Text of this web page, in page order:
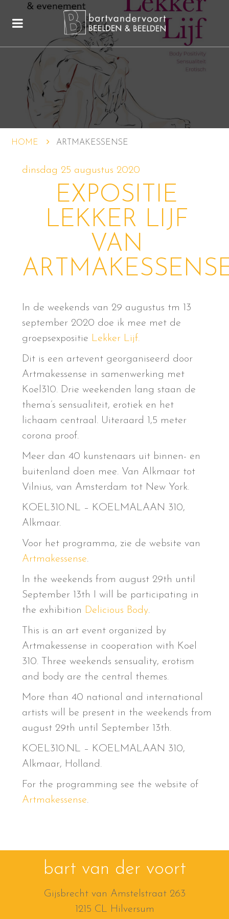
HOME ARTMAKESSENSE
dinsdag 25 augustus 2020
EXPOSITIE
LEKKER LIJF
VAN
In de weekends van 29 augustus tm 13
september 2020 doe ik mee met de
groepsexpositie Lekker Lijf.
Dit is een artevent georganiseerd door
Artmakessense in samenwerking met
Koel310. Drie weekenden lang staan de
thema’s sensualiteit, erotiek en het
lichaam centraal. Uiteraard 1,5 meter
corona proof.
Meer dan 40 kunstenaars uit binnen- en
buitenland doen mee. Van Alkmaar tot
Vilnius, van Amsterdam tot New York.
KOEL310.NL – KOELMALAAN 310,
Alkmaar.
Voor het programma, zie de website van
Artmakessense.
In the weekends from august 29th until
September 13th I will be participating in
the exhibition Delicious Body.
This is an art event organized by
Artmakessense in cooperation with Koel
310. Three weekends sensuality, erotism
and body are the central themes.
More than 40 national and international
artists will be present in the weekends from
august 29th until September 13th.
KOEL310.NL – KOELMALAAN 310,
Alkmaar, Holland.
For the programming see the website of
Artmakessense.
bart van der voort
Gijsbrecht van Amstelstraat 263
1215 CL Hilversum